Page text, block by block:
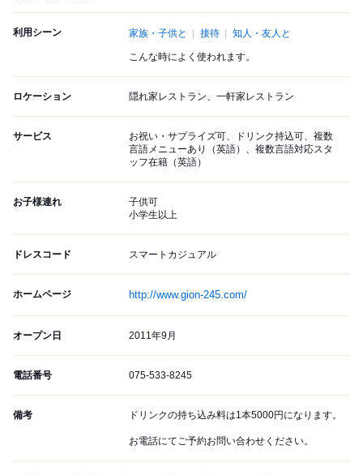
利用シーン 家族・子供と 接待 知人・友人と
こんな時によく使われます。
ロケーション 隠れ家レストラン、一軒家レストラン
サービス
お祝い・サプライズ可、ドリンク持込可、複数
言語メニューあり（英語）、複数言語対応スタ
ッフ在籍（英語）
お子様連れ
子供可
小学生以上
ドレスコード スマートカジュアル
ホームページ http://www.gion-245.com/
オープン日 2011年9月
電話番号 075-533-8245
備考 ドリンクの持ち込み料は1本5000円になります。
お電話にてご予約お問い合わせください。